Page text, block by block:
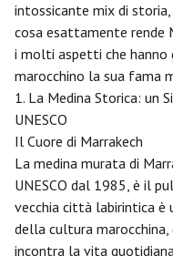
intossicante mix di
cosa esattamente rende
i molti aspetti che hanno
marocchino la sua fama
1. La Medina Storica: un
UNESCO
Il Cuore di Marrakech
La medina murata di
UNESCO dal 1985, è il
vecchia città labirintica è
della cultura
incontra la vita